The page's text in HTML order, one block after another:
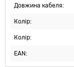
Довжина кабеля:
Колір:
Колір:
EAN: